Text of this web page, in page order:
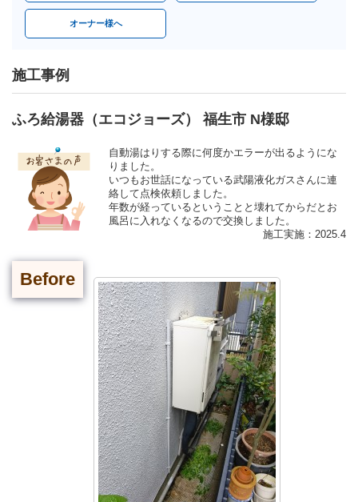
オーナー様へ
施工事例
ふろ給湯器（エコジョーズ） 福生市 N様邸
自動湯はりする際に何度かエラーが出るようにな
りました。
いつもお世話になっている武陽液化ガスさんに連
絡して点検依頼しました。
年数が経っているということと壊れてからだとお
風呂に入れなくなるので交換しました。
施工実施：2025.4
Before